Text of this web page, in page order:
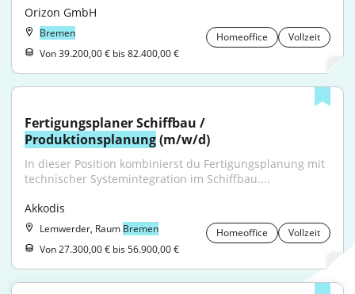
Orizon GmbH
Bremen Homeoffice
Vollzeit
Von 39.200,00 € bis 82.400,00 €
Produktionsplanung (m/w/d)
In dieser Position kombinierst du Fertigungsplanung mit
technischer Systemintegration im Schiffbau....
Akkodis
Lemwerder, Raum Bremen Homeoffice
Vollzeit
Von 27.300,00 € bis 56.900,00 €